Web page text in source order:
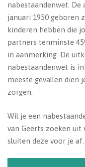
nabestaandenwet.
januari 1950 geboren
kinderen hebben die
partners tenminste
in aanmerking. De
nabestaandenwet is
meeste gevallen dien
zorgen.
Wil je een
van Geerts zoeken uit
sluiten deze voor je af.